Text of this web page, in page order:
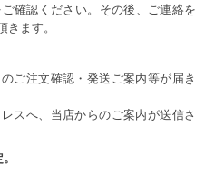
確認ください。その後、ご連絡を
ます。
ご注文確認・発送ご案内等が届き
スへ、当店からのご案内が送信さ